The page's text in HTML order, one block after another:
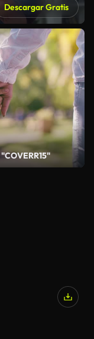
Descargar Gratis
"COVERR15"